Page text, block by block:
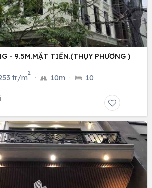
- 9.5M.MẶT TIỀN.(THỤY PHƯƠNG )
tr/m
2
· 10m · 10